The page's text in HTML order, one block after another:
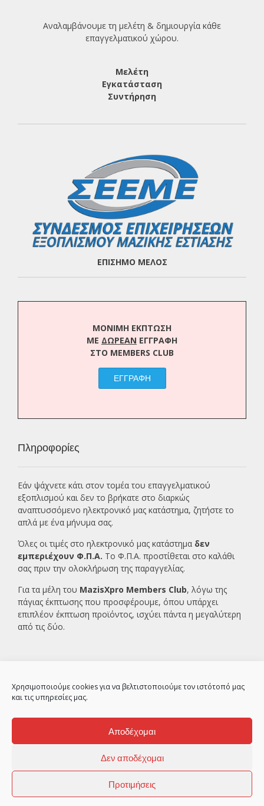
Χρησιμοποιούμε cookies για να βελτιστοποιούμε τον ιστότοπό μας
και τις υπηρεσίες μας.
Αποδέχομαι
Δεν αποδέχομαι
Προτιμήσεις
Αναλαμβάνουμε τη μελέτη & δημιουργία κάθε
επαγγελματικού χώρου.
Μελέτη
Εγκατάσταση
Συντήρηση
ΕΠΙΣΗΜΟ ΜΕΛΟΣ
ΜΟΝΙΜΗ ΕΚΠΤΩΣΗ
ΜΕ ΔΩΡΕΑΝ ΕΓΓΡΑΦΗ
ΣΤΟ MEMBERS CLUB
ΕΓΓΡΑΦΗ
Πληροφορίες
Εάν ψάχνετε κάτι στον τομέα του επαγγελματικού
εξοπλισμού και δεν το βρήκατε στο διαρκώς
αναπτυσσόμενο ηλεκτρονικό μας κατάστημα, ζητήστε το
απλά με ένα μήνυμα σας.
Όλες οι τιμές στο ηλεκτρονικό μας κατάστημα δεν
εμπεριέχουν Φ.Π.Α. Το Φ.Π.Α. προστίθεται στο καλάθι
σας πριν την ολοκλήρωση της παραγγελίας.
Για τα μέλη του MazisXpro Members Club, λόγω της
πάγιας έκπτωσης που προσφέρουμε, όπου υπάρχει
επιπλέον έκπτωση προϊόντος, ισχύει πάντα η μεγαλύτερη
από τις δύο.
2ο χλμ Κρανιδίου – Πορτοχελίου, Αργολίδα
21300
© MazisXpro 2010